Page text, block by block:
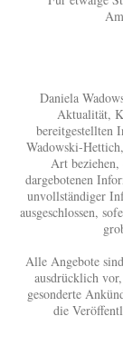
Daniela
Aktualität,
bereitgestellten
Wadowski-
Art
dargebotenen
unvollständiger
ausgeschlossen,
Alle Angebote
ausdrücklich
gesonderte
die